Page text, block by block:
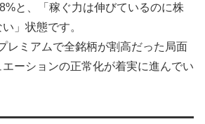
と、「稼ぐ力は伸びているのに株
」状態です。
レミアムで全銘柄が割高だった局面
ーションの正常化が着実に進んでい